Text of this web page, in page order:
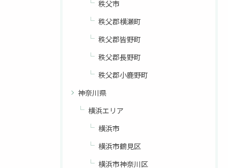
秩父市
秩父郡横瀬町
秩父郡皆野町
秩父郡長野町
秩父郡小鹿野町
神奈川県
横浜エリア
横浜市
横浜市鶴見区
横浜市神奈川区
お問い合わせはこちら